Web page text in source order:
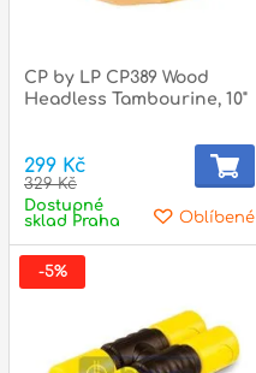
CP by LP CP389 Wood
Headless Tambourine, 10"
299 Kč
329 Kč
Oblíbené
Dostupné
sklad Praha
-5%